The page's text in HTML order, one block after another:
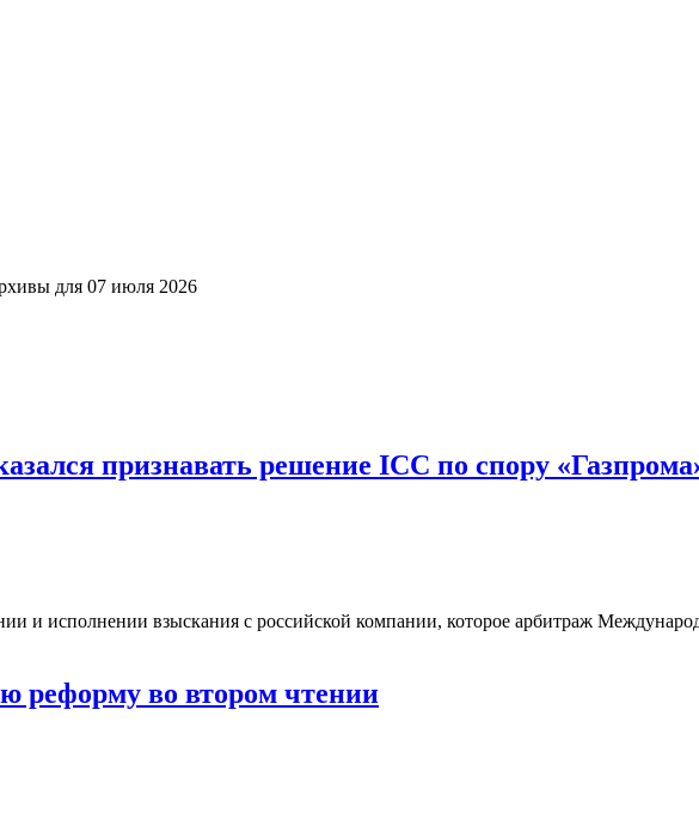
для 07 июля 2026
признавать решение ICC по спору
и исполнении взыскания с российской компании, которое арбитраж
реформу во втором чтении